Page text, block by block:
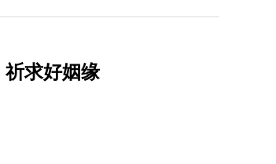
求好姻缘